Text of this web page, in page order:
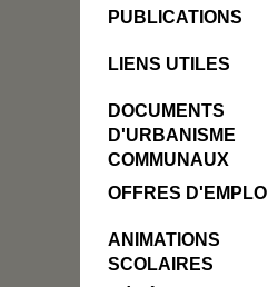
PUBLICATIONS
LIENS UTILES
DOCUMENTS
D'URBANISME
COMMUNAUX
OFFRES D'EMPLOI
ANIMATIONS
SCOLAIRES